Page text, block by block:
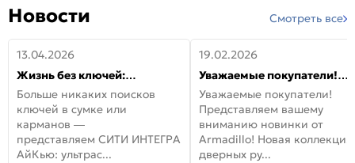
Новости Смотреть все
13.04.2026
Жизнь без ключей:
встречайте новую дверь
СИТИ ИНТЕГРА АйКью!
Больше никаких поисков
ключей в сумке или
карманов —
представляем СИТИ ИНТЕГРА
АйКью: ультрас...
19.02.2026
Уважаемые покупатели!
Представляем вашему
вниманию новинки от
Armadillo!
Уважаемые покупатели!
Представляем вашему
вниманию новинки от
Armadillo! Новая коллекция
дверных ру...